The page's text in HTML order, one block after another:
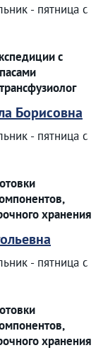
- пятница с
с
Борисовна
- пятница с
хранения
- пятница с
хранения